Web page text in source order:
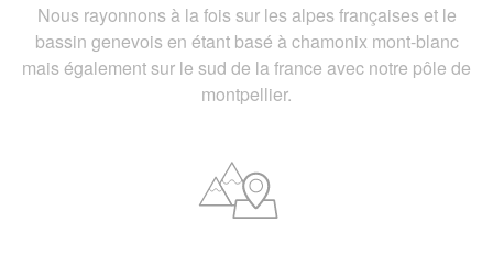
Nous rayonnons à la fois sur les alpes françaises et le
bassin genevois en étant basé à chamonix mont-blanc
mais également sur le sud de la france avec notre pôle de
montpellier.